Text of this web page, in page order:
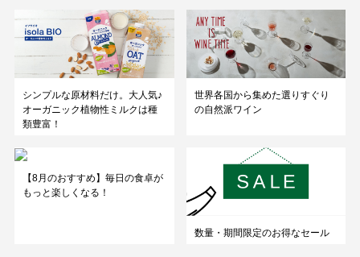
シンプルな原材料だけ。大人気♪
オーガニック植物性ミルクは種
類豊富！
世界各国から集めた選りすぐり
の自然派ワイン
【8月のおすすめ】毎日の食卓が
もっと楽しくなる！
数量・期間限定のお得なセール